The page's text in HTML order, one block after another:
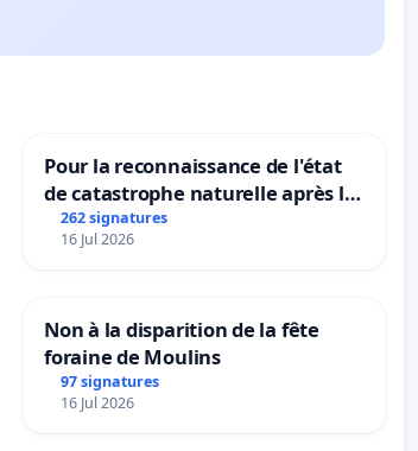
Pour la reconnaissance de l'état
de catastrophe naturelle après la
grêle du 15 juillet 2026 à Aubenas
et ses alentours
262 signatures
16 Jul 2026
Non à la disparition de la fête
foraine de Moulins
97 signatures
16 Jul 2026